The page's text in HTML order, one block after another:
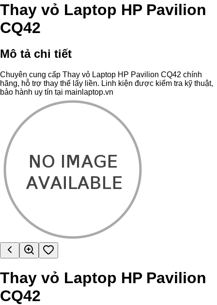
Thay vỏ Laptop HP Pavilion
CQ42
Mô tả chi tiết
Chuyên cung cấp Thay vỏ Laptop HP Pavilion CQ42 chính
hãng, hỗ trợ thay thế lấy liền. Linh kiện được kiểm tra kỹ thuật,
bảo hành uy tín tại mainlaptop.vn
Thay vỏ Laptop HP Pavilion
CQ42